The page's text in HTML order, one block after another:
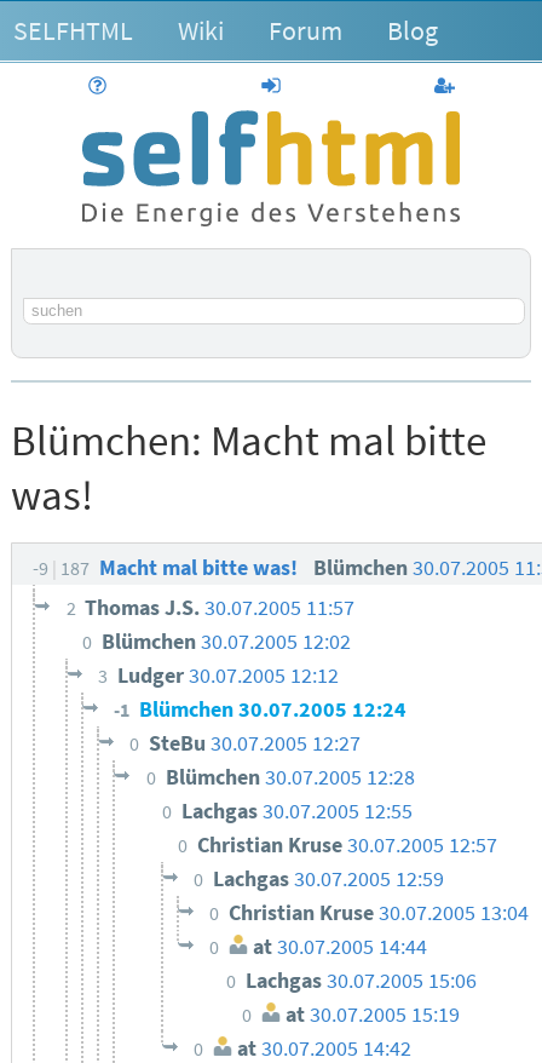
SELFHTML Wiki Forum Blog
anmelden
Suchbegriff
Blümchen: Macht mal bitte
was!
-9 187 Macht mal bitte was! Blümchen30.07.2005
2 Thomas J.S.30.07.2005 11:57
0 Blümchen30.07.2005 12:02
3 Ludger30.07.2005 12:12
-1 Blümchen30.07.2005 12:24
0 SteBu30.07.2005 12:27
0 Blümchen30.07.2005 12:28
0 Lachgas30.07.2005 12:55
0 Christian Kruse30.07.2005 12:57
0 Lachgas30.07.2005 12:59
0 Christian Kruse30.07.2005 13:04
0 at30.07.2005 14:44
0 Lachgas30.07.2005 15:06
0 at 30.07.2005 15:19
0 at30.07.2005 14:42